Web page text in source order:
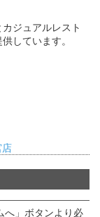
ジュアルレスト
しています。
へ」ボタンより必